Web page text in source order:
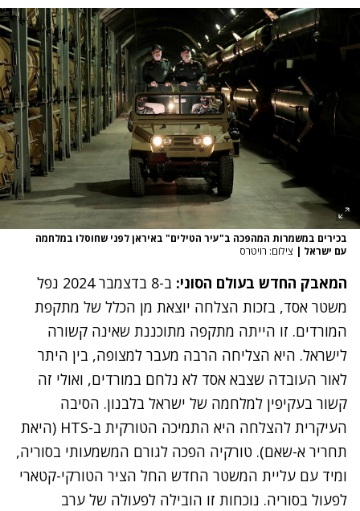
בכירים במשמרות המהפכה ב"עיר הטילים" באיראן לפני שחוסלו במלחמה
עם ישראל | צילום: רויטרס
המאבק החדש בעולם הסוני:
ב-8 בדצמבר 2024 נפל
משטר אסד, בזכות הצלחה יוצאת מן הכלל של מתקפת
המורדים. זו הייתה מתקפה מתוכננת שאינה קשורה
לישראל. היא הצליחה הרבה מעבר למצופה, בין היתר
לאור העובדה שצבא אסד לא נלחם במורדים, ואולי זה
קשור בעקיפין למלחמה של ישראל בלבנון. הסיבה
העיקרית להצלחה היא התמיכה הטורקית ב-HTS (היאת
תחריר א-שאם). טורקיה הפכה לגורם המשמעותי בסוריה,
ומיד עם עליית המשטר החדש החל הציר הטורקי-קטארי
לפעול בסוריה. נוכחות זו הובילה לפעולה של ערב